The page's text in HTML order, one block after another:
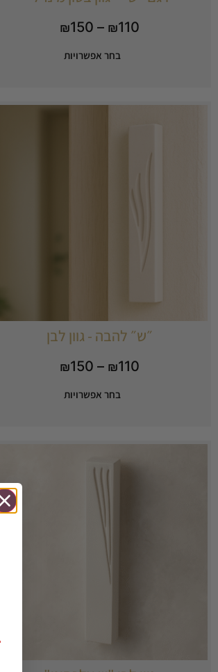
₪110
–
₪150
בחר אפשרויות
״ש״ להבה - גוון לבן
₪110
–
₪150
בחר אפשרויות